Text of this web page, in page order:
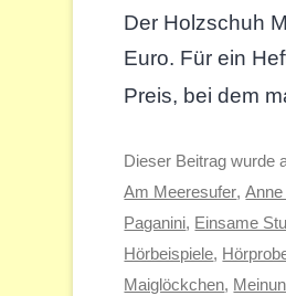
Der Holzschuh
Euro. Für ein
Preis, bei dem
Dieser Beitrag wurde
Am Meeresufer,
Paganini, Einsame
Hörbeispiele,
Maiglöckchen,